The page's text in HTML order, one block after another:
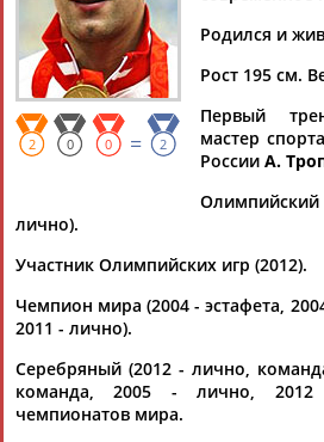
Андрей
МОИСЕЕВ
Ваш запрос: "Андрей
Документы 1-10 из 45 найденных
2 3 4
В Москве наградили олимпийцев
...лыжники Сергей Фокичев и Любовь
Александр Голубев, тренер
Татьяна... ...Грушин, легкоатлетка
пятиборец Андрей Моисеев
,
синхронному плаванию Татьяна...
(Проект: Информационное агентство
09.11.2024
2 0 0 = 2
Родился и
Рост 195 см.
Первый
мастер
России А.
Олимпийский
лично).
Участник Олимпийских игр (2012).
Чемпион мира (2004 - эстафета,
2011 - лично).
Серебряный (2012 - лично,
команда, 2005 - лично, 2012
чемпионатов мира.